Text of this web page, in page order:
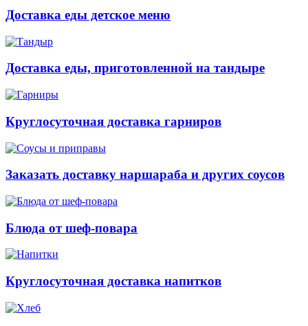
Доставка еды детское меню
Доставка еды, приготовленной на тандыре
Круглосуточная доставка гарниров
Заказать доставку наршараба и других соусов
Блюда от шеф-повара
Круглосуточная доставка напитков